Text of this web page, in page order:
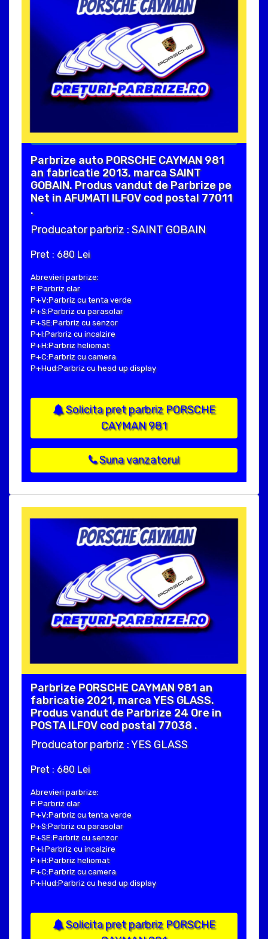
Parbrize auto PORSCHE CAYMAN 981
an fabricatie 2013, marca SAINT
GOBAIN. Produs vandut de Parbrize pe
Net in AFUMATI ILFOV cod postal 77011
.
Producator parbriz : SAINT GOBAIN
Pret : 680 Lei
Abrevieri parbrize:
P:Parbriz clar
P+V:Parbriz cu tenta verde
P+S:Parbriz cu parasolar
P+SE:Parbriz cu senzor
P+I:Parbriz cu incalzire
P+H:Parbriz heliomat
P+C:Parbriz cu camera
P+Hud:Parbriz cu head up display
Solicita pret parbriz PORSCHE
CAYMAN 981
Suna vanzatorul
Parbrize PORSCHE CAYMAN 981 an
fabricatie 2021, marca YES GLASS.
Produs vandut de Parbrize 24 Ore in
POSTA ILFOV cod postal 77038 .
Producator parbriz : YES GLASS
Pret : 680 Lei
Abrevieri parbrize:
P:Parbriz clar
P+V:Parbriz cu tenta verde
P+S:Parbriz cu parasolar
P+SE:Parbriz cu senzor
P+I:Parbriz cu incalzire
P+H:Parbriz heliomat
P+C:Parbriz cu camera
P+Hud:Parbriz cu head up display
Solicita pret parbriz PORSCHE